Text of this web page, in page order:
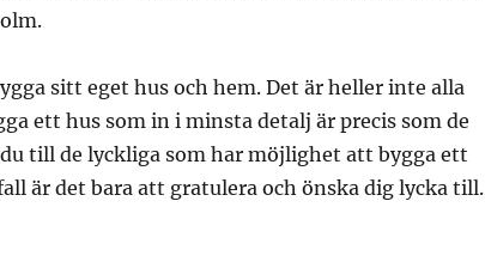
sitt eget hus och hem. Det är heller inte alla
ett hus som in i minsta detalj är precis som de
till de lyckliga som har möjlighet att bygga ett
är det bara att gratulera och önska dig lycka till.